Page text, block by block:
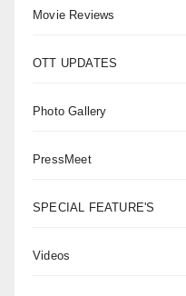
Movie Reviews
OTT UPDATES
Photo Gallery
PressMeet
SPECIAL FEATURE'S
Videos